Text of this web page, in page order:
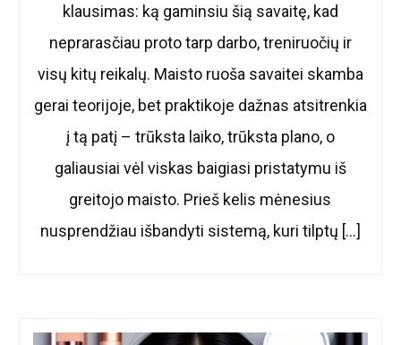
klausimas: ką gaminsiu šią savaitę, kad
neprarasčiau proto tarp darbo, treniruočių ir
visų kitų reikalų. Maisto ruoša savaitei skamba
gerai teorijoje, bet praktikoje dažnas atsitrenkia
į tą patį – trūksta laiko, trūksta plano, o
galiausiai vėl viskas baigiasi pristatymu iš
greitojo maisto. Prieš kelis mėnesius
nusprendžiau išbandyti sistemą, kuri tilptų […]